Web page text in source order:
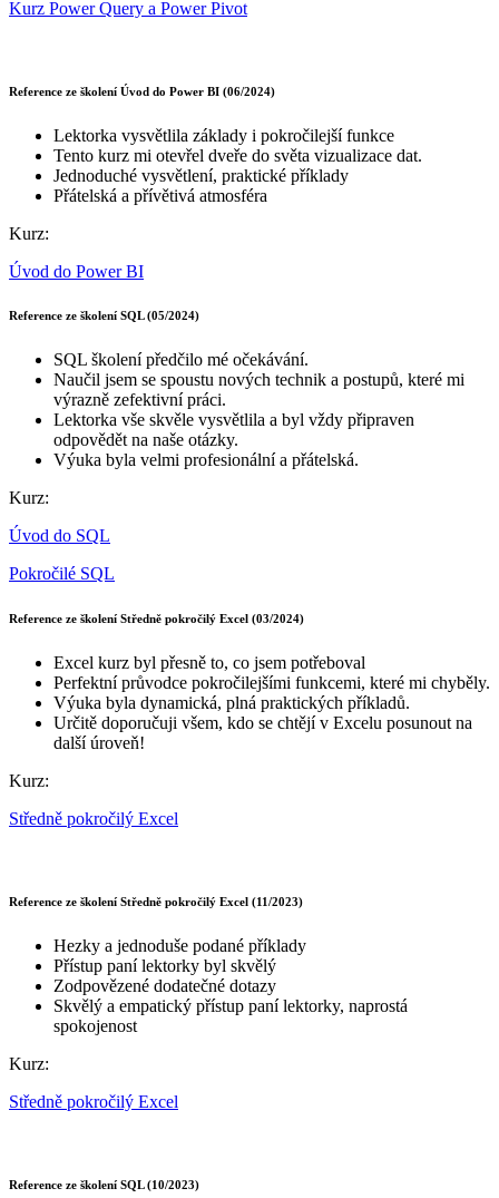
Kurz Power Query a Power Pivot
Reference ze školení Úvod do Power BI (06/2024)
Lektorka vysvětlila základy i pokročilejší funkce
Tento kurz mi otevřel dveře do světa vizualizace dat.
Jednoduché vysvětlení, praktické příklady
Přátelská a přívětivá atmosféra
Kurz:
Úvod do Power BI
Reference ze školení SQL (05/2024)
SQL školení předčilo mé očekávání.
Naučil jsem se spoustu nových technik a postupů, které mi
výrazně zefektivní práci.
Lektorka vše skvěle vysvětlila a byl vždy připraven
odpovědět na naše otázky.
Výuka byla velmi profesionální a přátelská.
Kurz:
Úvod do SQL
Pokročilé SQL
Reference ze školení Středně pokročilý Excel (03/2024)
Excel kurz byl přesně to, co jsem potřeboval
Perfektní průvodce pokročilejšími funkcemi, které mi chyběly.
Výuka byla dynamická, plná praktických příkladů.
Určitě doporučuji všem, kdo se chtějí v Excelu posunout na
další úroveň!
Kurz:
Středně pokročilý Excel
Reference ze školení Středně pokročilý Excel (11/2023)
Hezky a jednoduše podané příklady
Přístup paní lektorky byl skvělý
Zodpovězené dodatečné dotazy
Skvělý a empatický přístup paní lektorky, naprostá
spokojenost
Kurz:
Středně pokročilý Excel
Reference ze školení SQL (10/2023)